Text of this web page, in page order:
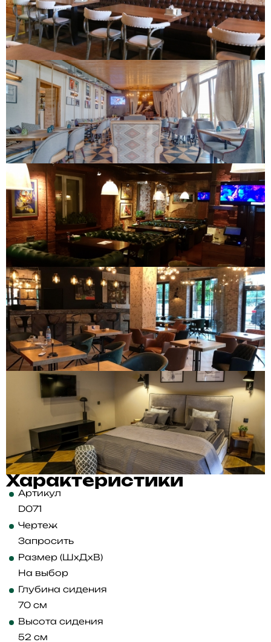
Характеристики
Артикул
D071
Чертеж
Запросить
Размер (ШхДхВ)
На выбор
Глубина сидения
70 см
Высота сидения
52 см